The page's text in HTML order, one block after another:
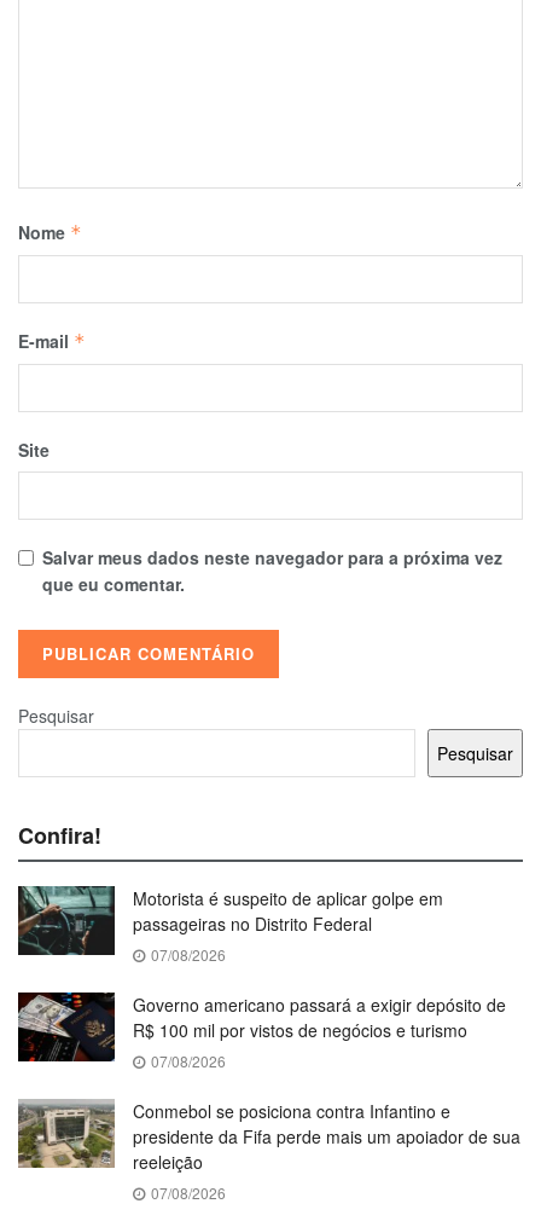
Nome *
E-mail *
Site
Salvar meus dados neste navegador para a próxima vez
que eu comentar.
Pesquisar
Pesquisar
Confira!
Motorista é suspeito de aplicar golpe em
passageiras no Distrito Federal
07/08/2026
Governo americano passará a exigir depósito de
R$ 100 mil por vistos de negócios e turismo
07/08/2026
Conmebol se posiciona contra Infantino e
presidente da Fifa perde mais um apoiador de sua
reeleição
07/08/2026